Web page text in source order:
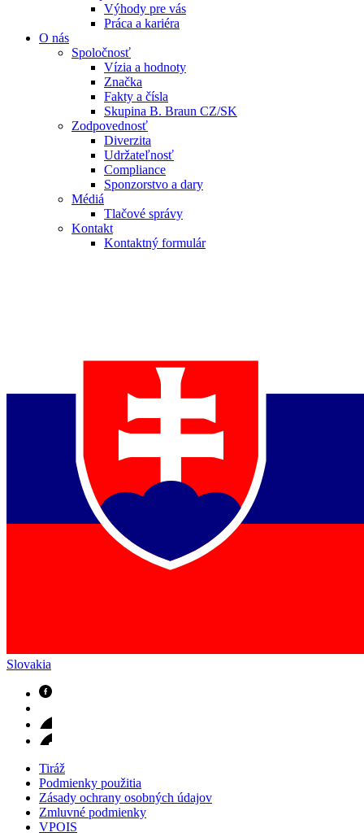
Výhody pre vás
Práca a kariéra
O nás
Spoločnosť
Vízia a hodnoty
Značka
Fakty a čísla
Skupina B. Braun CZ/SK
Zodpovednosť
Diverzita
Udržateľnosť
Compliance
Sponzorstvo a dary
Médiá
Tlačové správy
Kontakt
Kontaktný formulár
Slovakia
Tiráž
Podmienky použitia
Zásady ochrany osobných údajov
Zmluvné podmienky
VPOIS